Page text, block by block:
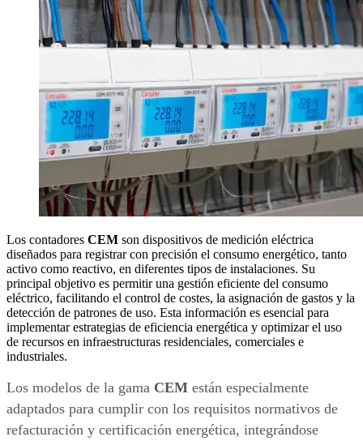
Los contadores CEM son dispositivos de medición eléctrica
diseñados para registrar con precisión el consumo energético, tanto
activo como reactivo, en diferentes tipos de instalaciones. Su
principal objetivo es permitir una gestión eficiente del consumo
eléctrico, facilitando el control de costes, la asignación de gastos y la
detección de patrones de uso. Esta información es esencial para
implementar estrategias de eficiencia energética y optimizar el uso
de recursos en infraestructuras residenciales, comerciales e
industriales.
Los modelos de la gama CEM están especialmente
adaptados para cumplir con los requisitos normativos de
refacturación y certificación energética, integrándose